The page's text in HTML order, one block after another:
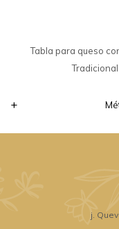
Tabla para queso
j.